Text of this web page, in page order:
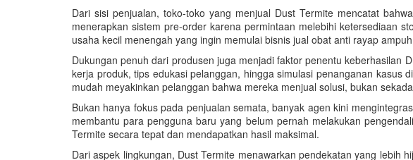
Dari sisi penjualan, toko-toko yang menjual Dust Termite mencatat
menerapkan sistem pre-order karena permintaan melebihi ketersediaan
usaha kecil menengah yang ingin memulai bisnis jual obat anti rayap
Dukungan penuh dari produsen juga menjadi faktor penentu keberhasilan
kerja produk, tips edukasi pelanggan, hingga simulasi penanganan
mudah meyakinkan pelanggan bahwa mereka menjual solusi, bukan
Bukan hanya fokus pada penjualan semata, banyak agen kini
membantu para pengguna baru yang belum pernah melakukan
Termite secara tepat dan mendapatkan hasil maksimal.
Dari aspek lingkungan, Dust Termite menawarkan pendekatan yang lebih